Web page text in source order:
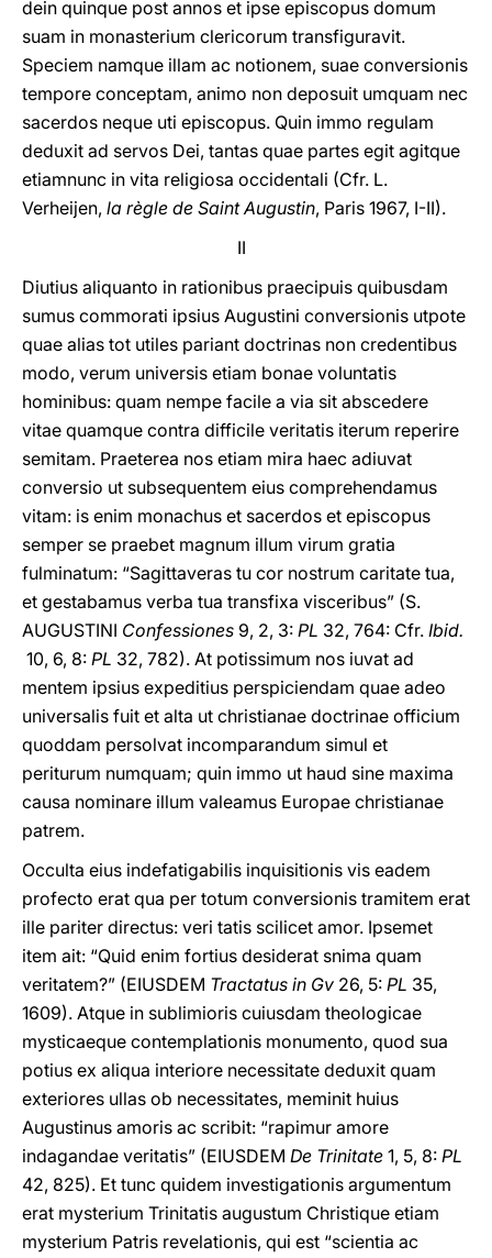
dein quinque post annos et ipse episcopus domum
suam in monasterium clericorum transfiguravit.
Speciem namque illam ac notionem, suae conversionis
tempore conceptam, animo non deposuit umquam nec
sacerdos neque uti episcopus. Quin immo regulam
deduxit ad servos Dei, tantas quae partes egit agitque
etiamnunc in vita religiosa occidentali (Cfr. L.
Verheijen, la règle de Saint Augustin, Paris 1967, I-II).
II
Diutius aliquanto in rationibus praecipuis quibusdam
sumus commorati ipsius Augustini conversionis utpote
quae alias tot utiles pariant doctrinas non credentibus
modo, verum universis etiam bonae voluntatis
hominibus: quam nempe facile a via sit abscedere
vitae quamque contra difficile veritatis iterum reperire
semitam. Praeterea nos etiam mira haec adiuvat
conversio ut subsequentem eius comprehendamus
vitam: is enim monachus et sacerdos et episcopus
semper se praebet magnum illum virum gratia
fulminatum: “Sagittaveras tu cor nostrum caritate tua,
et gestabamus verba tua transfixa visceribus” (S.
AUGUSTINI Confessiones 9, 2, 3: PL 32, 764: Cfr. Ibid.
10, 6, 8: PL 32, 782). At potissimum nos iuvat ad
mentem ipsius expeditius perspiciendam quae adeo
universalis fuit et alta ut christianae doctrinae officium
quoddam persolvat incomparandum simul et
periturum numquam; quin immo ut haud sine maxima
causa nominare illum valeamus Europae christianae
patrem.
Occulta eius indefatigabilis inquisitionis vis eadem
profecto erat qua per totum conversionis tramitem erat
ille pariter directus: veri tatis scilicet amor. Ipsemet
item ait: “Quid enim fortius desiderat snima quam
veritatem?” (EIUSDEM Tractatus in Gv 26, 5: PL 35,
1609). Atque in sublimioris cuiusdam theologicae
mysticaeque contemplationis monumento, quod sua
potius ex aliqua interiore necessitate deduxit quam
exteriores ullas ob necessitates, meminit huius
Augustinus amoris ac scribit: “rapimur amore
indagandae veritatis” (EIUSDEM De Trinitate 1, 5, 8: PL
42, 825). Et tunc quidem investigationis argumentum
erat mysterium Trinitatis augustum Christique etiam
mysterium Patris revelationis, qui est “scientia ac